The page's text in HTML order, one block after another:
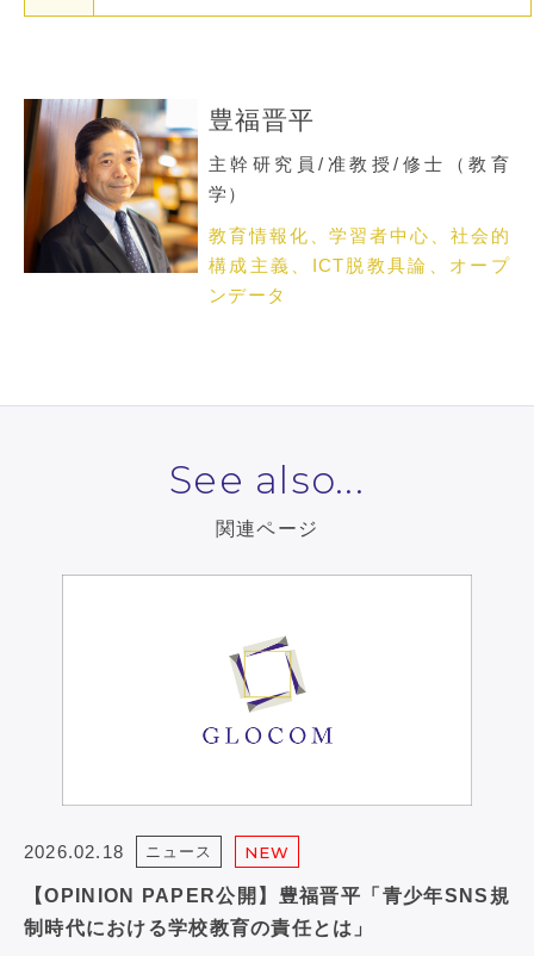
豊福晋平
主幹研究員/准教授/修士（教育
学）
教育情報化、学習者中心、社会的
構成主義、ICT脱教具論、オープ
ンデータ
See also...
関連ページ
2026.02.18 ニュース NEW
【OPINION PAPER公開】豊福晋平「青少年SNS規
制時代における学校教育の責任とは」